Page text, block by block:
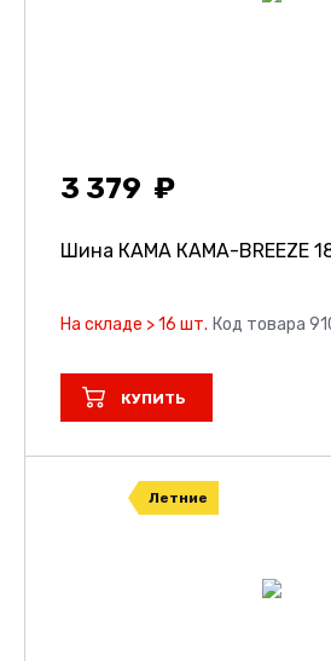
3 379
Шина КАМА КАМА-BREEZE
На складе > 16 шт. Код товара
КУПИТЬ
Летние